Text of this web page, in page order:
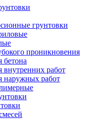
грунтовки
проникновения
бетона
внутренних работ
наружных работ